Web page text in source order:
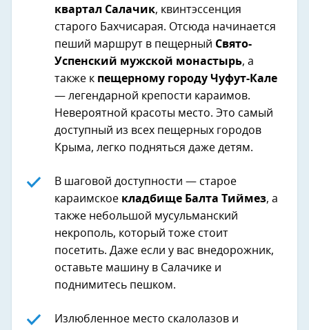
квартал Салачик, квинтэссенция
старого Бахчисарая. Отсюда начинается
пеший маршрут в пещерный Свято-
Успенский мужской монастырь, а
также к пещерному городу Чуфут-Кале
— легендарной крепости караимов.
Невероятной красоты место. Это самый
доступный из всех пещерных городов
Крыма, легко подняться даже детям.
В шаговой доступности — старое
караимское кладбище Балта Тиймез, а
также небольшой мусульманский
некрополь, который тоже стоит
посетить. Даже если у вас внедорожник,
оставьте машину в Салачике и
поднимитесь пешком.
Излюбленное место скалолазов и